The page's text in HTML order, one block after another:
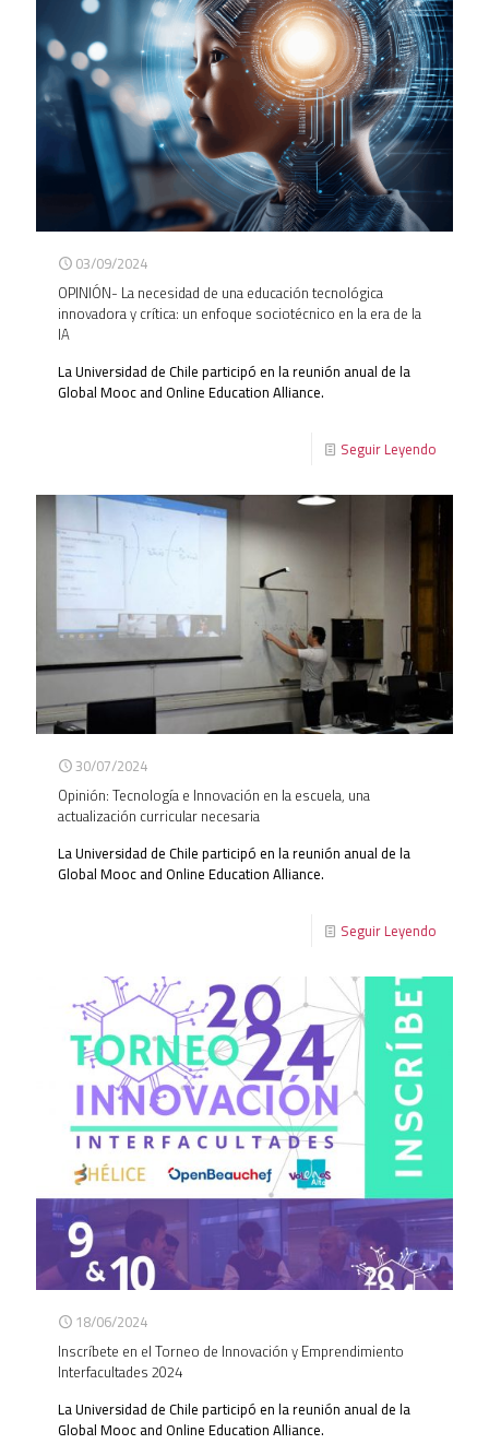
03/09/2024
OPINIÓN- La necesidad de una educación tecnológica
innovadora y crítica: un enfoque sociotécnico en la era de la
IA
La Universidad de Chile participó en la reunión anual de la
Global Mooc and Online Education Alliance.
Seguir Leyendo
30/07/2024
Opinión: Tecnología e Innovación en la escuela, una
actualización curricular necesaria
La Universidad de Chile participó en la reunión anual de la
Global Mooc and Online Education Alliance.
Seguir Leyendo
18/06/2024
Inscríbete en el Torneo de Innovación y Emprendimiento
Interfacultades 2024
La Universidad de Chile participó en la reunión anual de la
Global Mooc and Online Education Alliance.